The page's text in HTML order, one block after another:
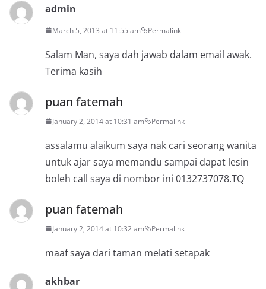
admin
March 5, 2013 at 11:55 am Permalink
Salam Man, saya dah jawab dalam email awak.
Terima kasih
puan fatemah
January 2, 2014 at 10:31 am Permalink
assalamu alaikum saya nak cari seorang wanita
untuk ajar saya memandu sampai dapat lesin
boleh call saya di nombor ini 0132737078.TQ
puan fatemah
January 2, 2014 at 10:32 am Permalink
maaf saya dari taman melati setapak
akhbar